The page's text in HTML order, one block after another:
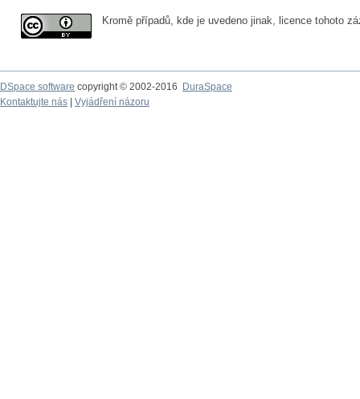
Kromě případů, kde je uvedeno jinak, licence tohoto
DSpace software copyright © 2002-2016
DuraSpace
Kontaktujte nás
Vyjádření názoru